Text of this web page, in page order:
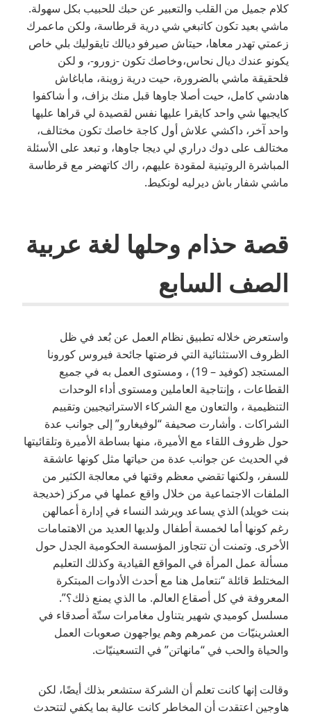
كلام جميل من القلب والتعبير عن حبك للحبيب بكل سهولة.
ماشي بعيد تكون كاتبغي شي درية قرطاسة، ولكن ماعمرك
زعمتي تهدر معاها، حيتاش صيرفو ديالك تايقوليك بلي خاص
يكونو عندك ديال نحاس،وخاصك تكون -زورو-، و لكن
فلحقيقة ماشي بالضرورة، حيت درية زوينة، ماباغاش
هادشي كامل، حيت أصلا جاوها قبل منك بزاف، و أ شاكفوا
كايجيها شي واحد كايقرا عليها نفس لقصيدة لي قراها عليها
واحد آخر، داكشي علاش أول كاجة خاصك تكون مختالف،
مختالف على دوك دراري لي ديجا جاوها، و تبعد على اﻷسئلة
المباشرة الروتينية لمقودة عليهم، راك كاتهضر مع قرطاسة
ماشي شفار باش ديرليه لونكيط.
قصة حذام وحلها لغة عربية
الصف السابع
واستعرض خلاله تطبيق نظام العمل عن بُعد في ظل
الظروف الاستثنائية التي فرضتها جائحة فيروس كورونا
المستجد (كوفيد – 19) ، ومستوى العمل به في جميع
القطاعات ، وإنتاجية العاملين ومستوى أداء الوحدات
التنظيمية ، والتعاون مع الشركاء الاستراتيجيين وتقييم
الشراكات . وأشارت صحيفة “لوفيغارو” إلى جوانب عدة
حول ظروف اللقاء مع الأميرة، منها بساطة الأميرة وتلقائيتها
في الحديث عن جوانب عدة من حياتها مثل كونها عاشقة
للسفر، ولكنها تقضي معظم وقتها في معالجة الكثير من
الملفات الاجتماعية من خلال واقع عملها في مركز (خديجة
بنت خويلد) الذي يساعد ويرشد النساء في إدارة أعمالهن
رغم كونها أما لخمسة أطفال ولديها العديد من الاهتمامات
الأخرى. وتمنت أن تتجاوز المؤسسة الحكومية الجدل حول
مسألة عمل المرأة في المواقع القيادية وكذلك التعليم
المختلط قائلة “نتعامل هنا مع أحدث الأدوات المبتكرة
المعروفة في كل أصقاع العالم. ما الذي يمنع ذلك؟”.
مسلسل كوميدي شهير يتناول مغامرات ستّة أصدقاء في
العشرينيّات من عمرهم وهم يواجهون صعوبات العمل
والحياة والحب في “مانهاتن” في التسعينيّات.
وقالت إنها كانت تعلم أن الشركة ستشعر بذلك أيضًا، لكن
هاوجين اعتقدت أن المخاطر كانت عالية بما يكفي لتتحدث